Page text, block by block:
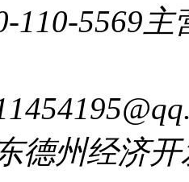
110-5569 主
德州经济